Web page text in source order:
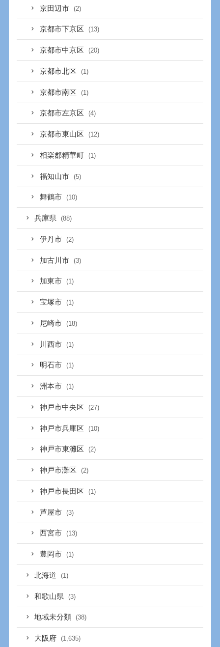
京田辺市 (2)
京都市下京区 (13)
京都市中京区 (20)
京都市北区 (1)
京都市南区 (1)
京都市左京区 (4)
京都市東山区 (12)
相楽郡精華町 (1)
福知山市 (5)
舞鶴市 (10)
兵庫県 (88)
伊丹市 (2)
加古川市 (3)
加東市 (1)
宝塚市 (1)
尼崎市 (18)
川西市 (1)
明石市 (1)
洲本市 (1)
神戸市中央区 (27)
神戸市兵庫区 (10)
神戸市東灘区 (2)
神戸市灘区 (2)
神戸市長田区 (1)
芦屋市 (3)
西宮市 (13)
豊岡市 (1)
北海道 (1)
和歌山県 (3)
地域未分類 (38)
大阪府 (1,635)